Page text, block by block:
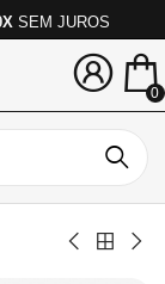
SEM JUROS
0